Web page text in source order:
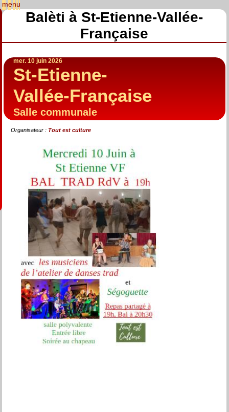
Balèti à St-Etienne-Vallée-
Française
mer. 10 juin 2026
St-Etienne-
Vallée-Française
Salle communale
Organisateur : Tout est culture